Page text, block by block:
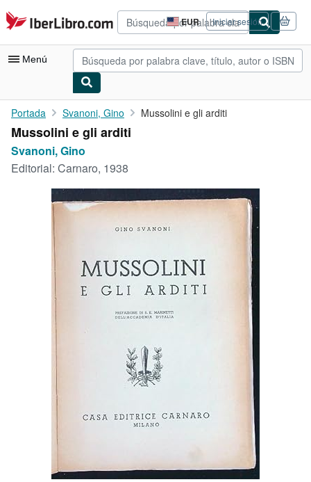
Pasar al contenido principal
IberLibro.com EUR
Preferencias
de
compra
del
Iniciar sesión
Menú
Mi cuenta
Consultar mis pedidos
Búsqueda avanzada
Libros antiguos
Arte y coleccionismo
Vendedores
Comenzar a vender
Portada Svanoni, Gino Mussolini e gli arditi
Mussolini e gli arditi
Svanoni, Gino
Editorial: Carnaro, 1938